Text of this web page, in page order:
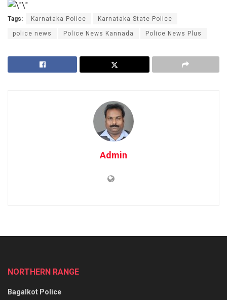
Tags: Karnataka Police Karnataka State Police
police news Police News Kannada Police News Plus
Admin
NORTHERN RANGE
Bagalkot Police